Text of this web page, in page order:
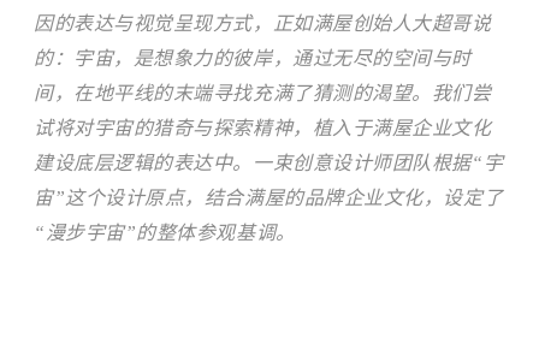
因的表达与视觉呈现方式，正如满屋创始人大超哥说
的：宇宙，是想象力的彼岸，通过无尽的空间与时
间，在地平线的末端寻找充满了猜测的渴望。我们尝
试将对宇宙的猎奇与探索精神，植入于满屋企业文化
建设底层逻辑的表达中。一束创意设计师团队根据“宇
宙”这个设计原点，结合满屋的品牌企业文化，设定了
“漫步宇宙”的整体参观基调。